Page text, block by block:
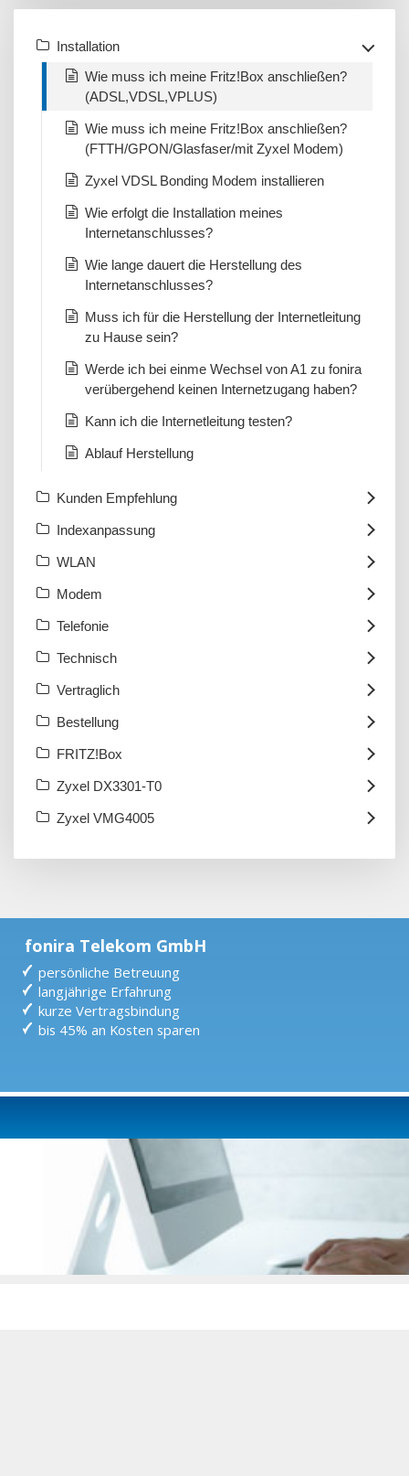
fonira Telekom GmbH
persönliche Betreuung
langjährige Erfahrung
kurze Vertragsbindung
bis 45% an Kosten sparen
Installation
Wie muss ich meine Fritz!Box anschließen?
(ADSL,VDSL,VPLUS)
Wie muss ich meine Fritz!Box anschließen?
(FTTH/GPON/Glasfaser/mit Zyxel Modem)
Zyxel VDSL Bonding Modem installieren
Wie erfolgt die Installation meines
Internetanschlusses?
Wie lange dauert die Herstellung des
Internetanschlusses?
Muss ich für die Herstellung der Internetleitung
zu Hause sein?
Werde ich bei einme Wechsel von A1 zu fonira
verübergehend keinen Internetzugang haben?
Kann ich die Internetleitung testen?
Ablauf Herstellung
Kunden Empfehlung
Indexanpassung
WLAN
Modem
Telefonie
Technisch
Vertraglich
Bestellung
FRITZ!Box
Zyxel DX3301-T0
Zyxel VMG4005